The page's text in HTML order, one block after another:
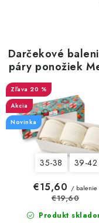
u
k
t
o
v
o
d
u
k
t
o
Darčekové
páry ponožiek
Natural Wool 7
dámske
20 %
Akcia
Novinka
35-38 39-42
Produkt
€15,60 / balenie
€19,60